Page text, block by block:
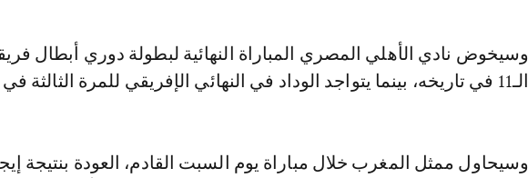
وسيخوض نادي الأهلي المصري المباراة النهائية لبطولة دوري أبطال
الـ11 في تاريخه، بينما يتواجد الوداد في النهائي الإفريقي للمرة الثالثة في تاريخه.
وسيحاول ممثل المغرب خلال مباراة يوم السبت القادم، العودة بنتيجة